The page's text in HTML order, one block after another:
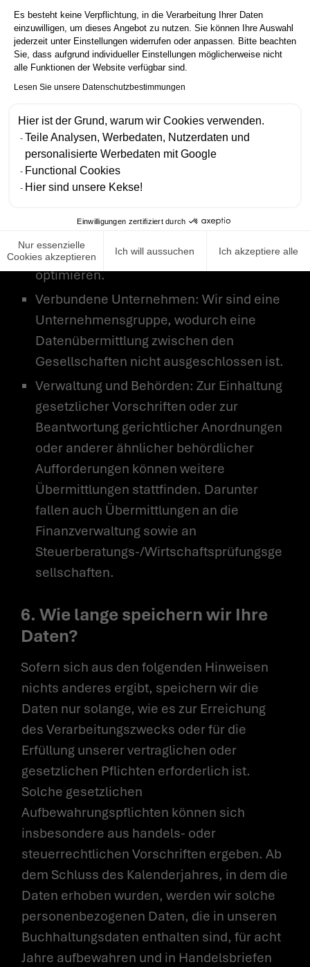
weitere spezifische Empfänger
personenbezogene Daten enthalten,
informieren wir Sie darüber in Teil B.
Hostinganbieter: Wir beauftragen
unserer Daten, die über höchste
Sicherheitsstandards verfügen.
IT-Dienstleister und SaaS-Anbieter: Wir
beanspruchen die Leistungen von
diversen Service-Anbietern, die uns als
unsere Prozesse vereinfachen und
optimieren.
Verbundene Unternehmen: Wir sind eine
Unternehmensgruppe, wodurch eine
Datenübermittlung zwischen den
Gesellschaften nicht ausgeschlossen ist.
Verwaltung und Behörden: Zur Einhaltung
gesetzlicher Vorschriften oder zur
Beantwortung gerichtlicher Anordnungen
oder anderer ähnlicher behördlicher
Aufforderungen können weitere
Übermittlungen stattfinden. Darunter
fallen auch Übermittlungen an die
Finanzverwaltung sowie an
Steuerberatungs-/Wirtschaftsprüfungsge
sellschaften.
6. Wie lange speichern wir Ihre
Daten?
Sofern sich aus den folgenden Hinweisen
nichts anderes ergibt, speichern wir die
Daten nur solange, wie es zur Erreichung
des Verarbeitungszwecks oder für die
Erfüllung unserer vertraglichen oder
gesetzlichen Pflichten erforderlich ist.
Solche gesetzlichen
Aufbewahrungspflichten können sich
insbesondere aus handels- oder
steuerrechtlichen Vorschriften ergeben. Ab
dem Schluss des Kalenderjahres, in dem die
Daten erhoben wurden, werden wir solche
personenbezogenen Daten, die in unseren
Buchhaltungsdaten enthalten sind, für acht
Jahre aufbewahren und in Handelsbriefen
Es besteht keine Verpflichtung, in die Verarbeitung Ihrer Daten
einzuwilligen, um dieses Angebot zu nutzen. Sie können Ihre Auswahl
jederzeit unter Einstellungen widerrufen oder anpassen. Bitte beachten
Sie, dass aufgrund individueller Einstellungen möglicherweise nicht
alle Funktionen der Website verfügbar sind.
Lesen Sie unsere Datenschutzbestimmungen
Hier ist der Grund, warum wir Cookies verwenden.
Teile Analysen, Werbedaten, Nutzerdaten und
personalisierte Werbedaten mit Google
Functional Cookies
Hier sind unsere Kekse!
Einwilligungen zertifiziert durch
Nur essenzielle
Cookies akzeptieren
Ich will aussuchen Ich akzeptiere alle